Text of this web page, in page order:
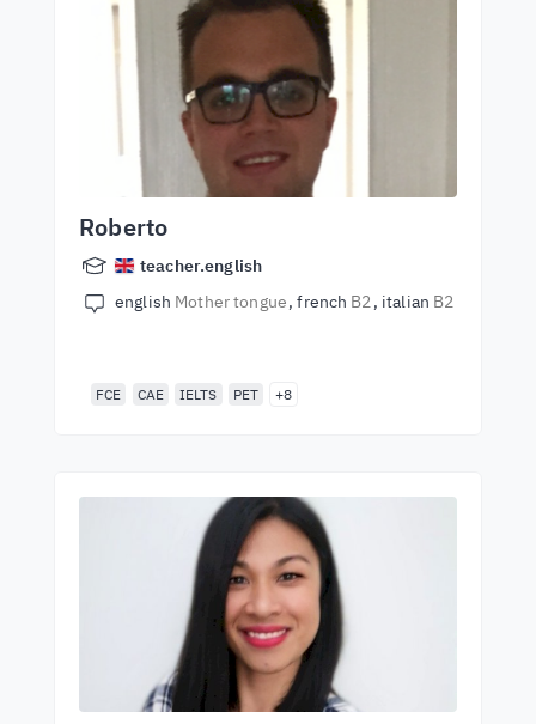
Roberto
teacher.english
english Mother tongue french B2 italian B2
FCE CAE IELTS PET +8